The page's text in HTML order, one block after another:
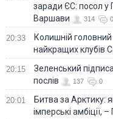
заради ЄС: посол у
Варшави
314 0
20:33
Колишній
найкращих клубів
20:15
Зеленський
послів
137 0
20:01
Битва за Арктику:
імперські амбіції, –